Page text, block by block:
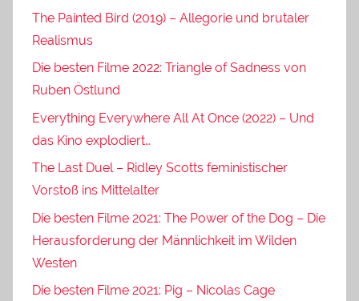
The Painted Bird (2019) – Allegorie und brutaler
Realismus
Die besten Filme 2022: Triangle of Sadness von
Ruben Östlund
Everything Everywhere All At Once (2022) – Und
das Kino explodiert…
The Last Duel – Ridley Scotts feministischer
Vorstoß ins Mittelalter
Die besten Filme 2021: The Power of the Dog – Die
Herausforderung der Männlichkeit im Wilden
Westen
Die besten Filme 2021: Pig – Nicolas Cage